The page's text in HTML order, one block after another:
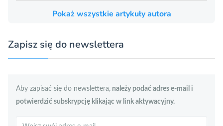
Pokaż wszystkie artykuły autora
Zapisz się do newslettera
Aby zapisać się do newslettera, należy podać adres e-mail i
potwierdzić subskrypcję klikając w link aktywacyjny.
Szukaj